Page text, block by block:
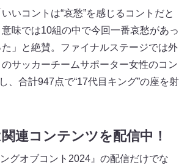
いコントは“哀愁”を感じるコントだと
味では10組の中で今回一番哀愁があっ
」と絶賛。ファイナルステージでは外
サッカーチームサポーター女性のコン
、合計947点で“17代目キング”の座を射
連コンテンツを配信中！
グオブコント2024』の配信だけでな